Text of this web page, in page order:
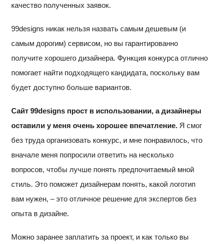
качество полученных заявок.
99designs никак нельзя назвать самым дешевым (и
самым дорогим) сервисом, но вы гарантированно
получите хорошего дизайнера. Функция конкурса отлично
помогает найти подходящего кандидата, поскольку вам
будет доступно больше вариантов.
Сайт 99designs прост в использовании, а дизайнеры
оставили у меня очень хорошее впечатление. Я смог
без труда организовать конкурс, и мне понравилось, что
вначале меня попросили ответить на несколько
вопросов, чтобы лучше понять предпочитаемый мной
стиль. Это поможет дизайнерам понять, какой логотип
вам нужен, – это отличное решение для экспертов без
опыта в дизайне.
Можно заранее заплатить за проект, и как только вы